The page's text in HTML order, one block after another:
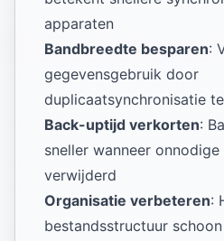
apparaten
Bandbreedte besparen:
gegevensgebruik door
duplicaatsynchronisatie
Back-uptijd verkorten:
sneller wanneer
verwijderd
Organisatie verbeteren:
bestandsstructuur